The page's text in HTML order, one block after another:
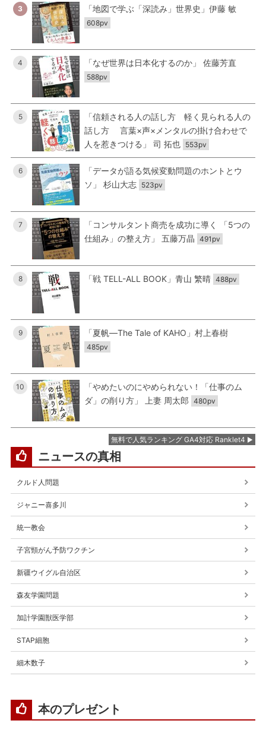
3 「地図で学ぶ「深読み」世界史」伊藤 敏
608pv
4 「なぜ世界は日本化するのか」 佐藤芳直
588pv
5
「信頼される人の話し方 軽く見られる人の
話し方 言葉×声×メンタルの掛け合わせで
人を惹きつける」 司 拓也 553pv
6
「データが語る気候変動問題のホントとウ
ソ」 杉山大志 523pv
7
「コンサルタント商売を成功に導く 「5つの
仕組み」の整え方」 五藤万晶 491pv
8 「戦 TELL-ALL BOOK」青山 繁晴 488pv
9 「夏帆―The Tale of KAHO」村上春樹
485pv
10
「やめたいのにやめられない！「仕事のム
ダ」の削り方」 上妻 周太郎 480pv
無料で人気ランキング GA4対応 Ranklet4
ニュースの真相
クルド人問題
ジャニー喜多川
統一教会
子宮頸がん予防ワクチン
新疆ウイグル自治区
森友学園問題
加計学園獣医学部
STAP細胞
細木数子
本のプレゼント